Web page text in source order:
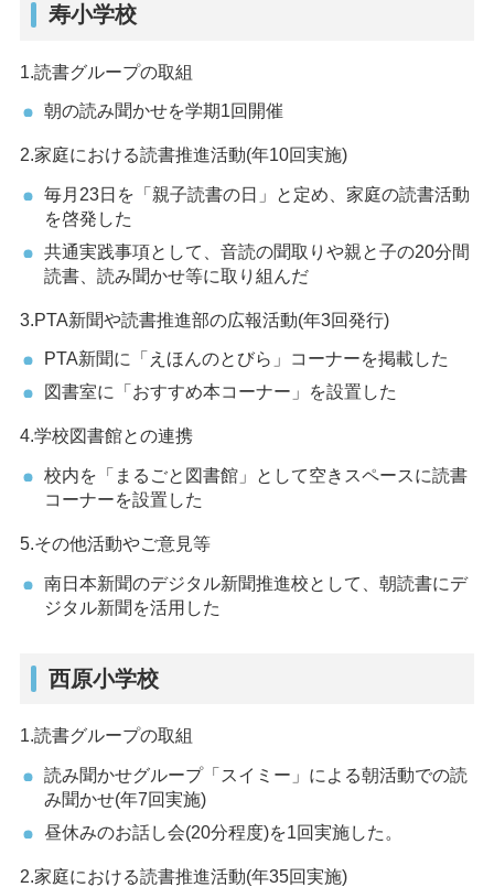
寿小学校
1.読書グループの取組
朝の読み聞かせを学期1回開催
2.家庭における読書推進活動(年10回実施)
毎月23日を「親子読書の日」と定め、家庭の読書活動
を啓発した
共通実践事項として、音読の聞取りや親と子の20分間
読書、読み聞かせ等に取り組んだ
3.PTA新聞や読書推進部の広報活動(年3回発行)
PTA新聞に「えほんのとびら」コーナーを掲載した
図書室に「おすすめ本コーナー」を設置した
4.学校図書館との連携
校内を「まるごと図書館」として空きスペースに読書
コーナーを設置した
5.その他活動やご意見等
南日本新聞のデジタル新聞推進校として、朝読書にデ
ジタル新聞を活用した
西原小学校
1.読書グループの取組
読み聞かせグループ「スイミー」による朝活動での読
み聞かせ(年7回実施)
昼休みのお話し会(20分程度)を1回実施した。
2.家庭における読書推進活動(年35回実施)